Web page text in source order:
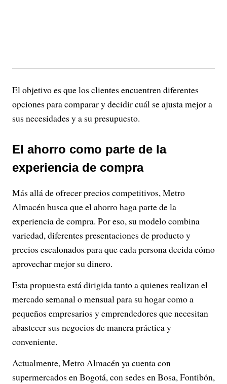
El objetivo es que los clientes encuentren diferentes
opciones para comparar y decidir cuál se ajusta mejor a
sus necesidades y a su presupuesto.
El ahorro como parte de la
experiencia de compra
Más allá de ofrecer precios competitivos, Metro
Almacén busca que el ahorro haga parte de la
experiencia de compra. Por eso, su modelo combina
variedad, diferentes presentaciones de producto y
precios escalonados para que cada persona decida cómo
aprovechar mejor su dinero.
Esta propuesta está dirigida tanto a quienes realizan el
mercado semanal o mensual para su hogar como a
pequeños empresarios y emprendedores que necesitan
abastecer sus negocios de manera práctica y
conveniente.
Actualmente, Metro Almacén ya cuenta con
supermercados en Bogotá, con sedes en Bosa, Fontibón,